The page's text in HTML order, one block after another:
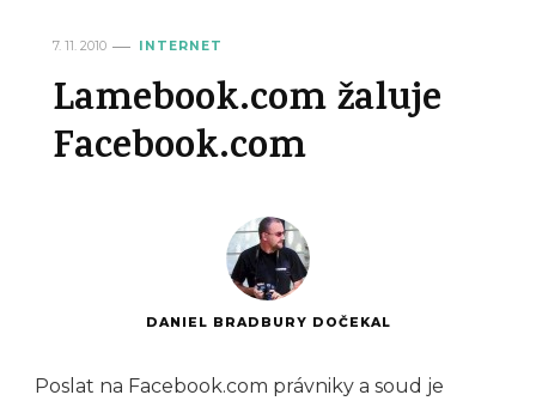
7. 11. 2010 INTERNET
Lamebook.com žaluje
Facebook.com
DANIEL BRADBURY DOČEKAL
Poslat na Facebook.com právniky a soud je